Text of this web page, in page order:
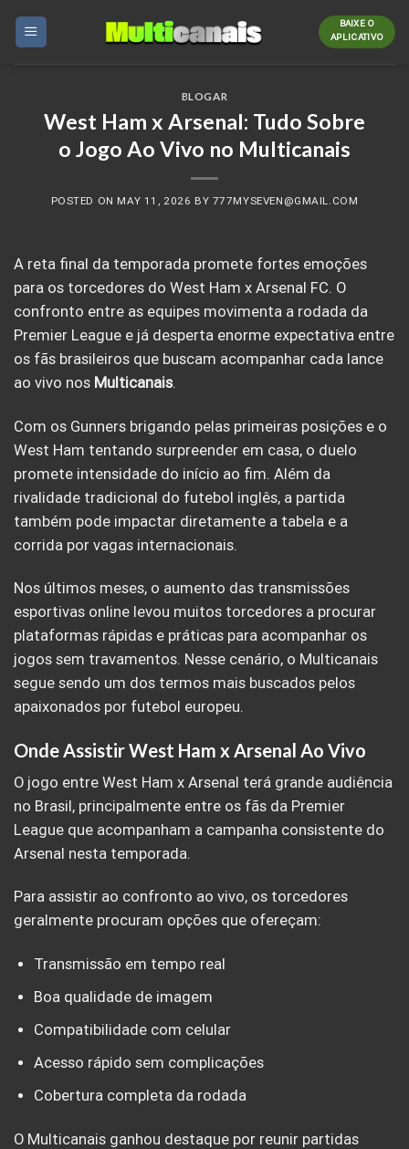
BAIXE O
APLICATIVO
BLOGAR
West Ham x Arsenal: Tudo Sobre
o Jogo Ao Vivo no Multicanais
POSTED ON MAY 11, 2026 BY 777MYSEVEN@GMAIL.COM
A reta final da temporada promete fortes emoções
para os torcedores do West Ham x Arsenal FC. O
confronto entre as equipes movimenta a rodada da
Premier League e já desperta enorme expectativa entre
os fãs brasileiros que buscam acompanhar cada lance
ao vivo nos Multicanais.
Com os Gunners brigando pelas primeiras posições e o
West Ham tentando surpreender em casa, o duelo
promete intensidade do início ao fim. Além da
rivalidade tradicional do futebol inglês, a partida
também pode impactar diretamente a tabela e a
corrida por vagas internacionais.
Nos últimos meses, o aumento das transmissões
esportivas online levou muitos torcedores a procurar
plataformas rápidas e práticas para acompanhar os
jogos sem travamentos. Nesse cenário, o Multicanais
segue sendo um dos termos mais buscados pelos
apaixonados por futebol europeu.
Onde Assistir West Ham x Arsenal Ao Vivo
O jogo entre West Ham x Arsenal terá grande audiência
no Brasil, principalmente entre os fãs da Premier
League que acompanham a campanha consistente do
Arsenal nesta temporada.
Para assistir ao confronto ao vivo, os torcedores
geralmente procuram opções que ofereçam:
Transmissão em tempo real
Boa qualidade de imagem
Compatibilidade com celular
Acesso rápido sem complicações
Cobertura completa da rodada
O Multicanais ganhou destaque por reunir partidas